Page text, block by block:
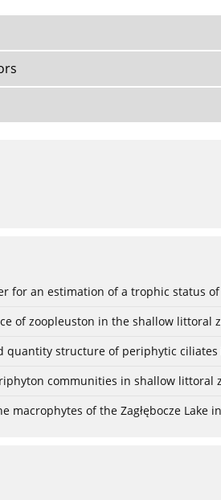
for an estimation of a trophic status of
of zoopleuston in the shallow littoral
quantity structure of periphytic
communities in shallow littoral
macrophytes of the Zagłębocze Lake